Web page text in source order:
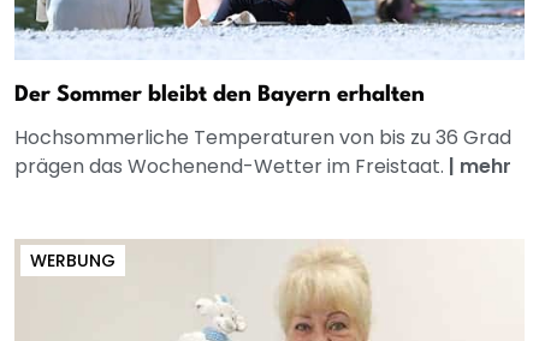
Der Sommer bleibt den Bayern erhalten
Hochsommerliche Temperaturen von bis zu 36 Grad
prägen das Wochenend-Wetter im Freistaat. | mehr
WERBUNG